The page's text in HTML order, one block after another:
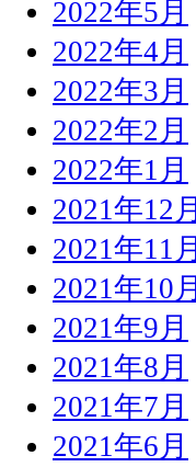
2022年5月
2022年4月
2022年3月
2022年2月
2022年1月
2021年12月
2021年11月
2021年10月
2021年9月
2021年8月
2021年7月
2021年6月